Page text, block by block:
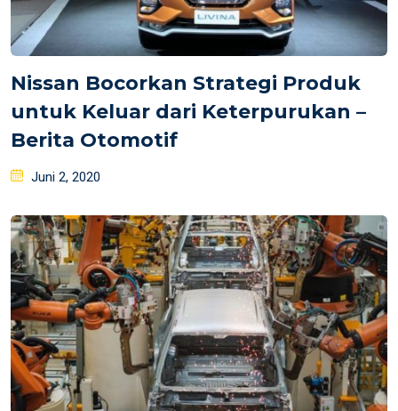
Nissan Bocorkan Strategi Produk
untuk Keluar dari Keterpurukan –
Berita Otomotif
Posted
Juni 2, 2020